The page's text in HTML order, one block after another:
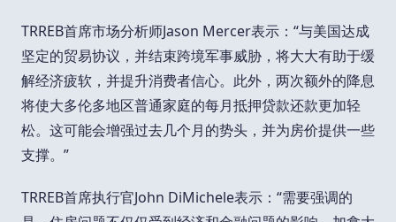
TRREB首席市场分析师Jason Mercer表示：“与美国达成
坚定的贸易协议，并结束跨境军事威胁，将大大有助于缓
解经济疲软，并提升消费者信心。此外，两次额外的降息
将使大多伦多地区普通家庭的每月抵押贷款还款更加轻
松。这可能会增强过去几个月的势头，并为房价提供一些
支撑。”
TRREB首席执行官John DiMichele表示：“需要强调的